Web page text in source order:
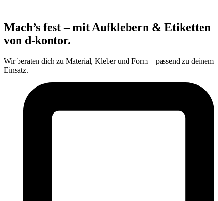
Mach’s fest – mit Aufklebern & Etiketten
von d‑kontor.
Wir beraten dich zu Material, Kleber und Form – passend zu deinem
Einsatz.